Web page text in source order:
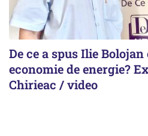
De ce a spus Ilie
economie de energie?
Chirieac / video